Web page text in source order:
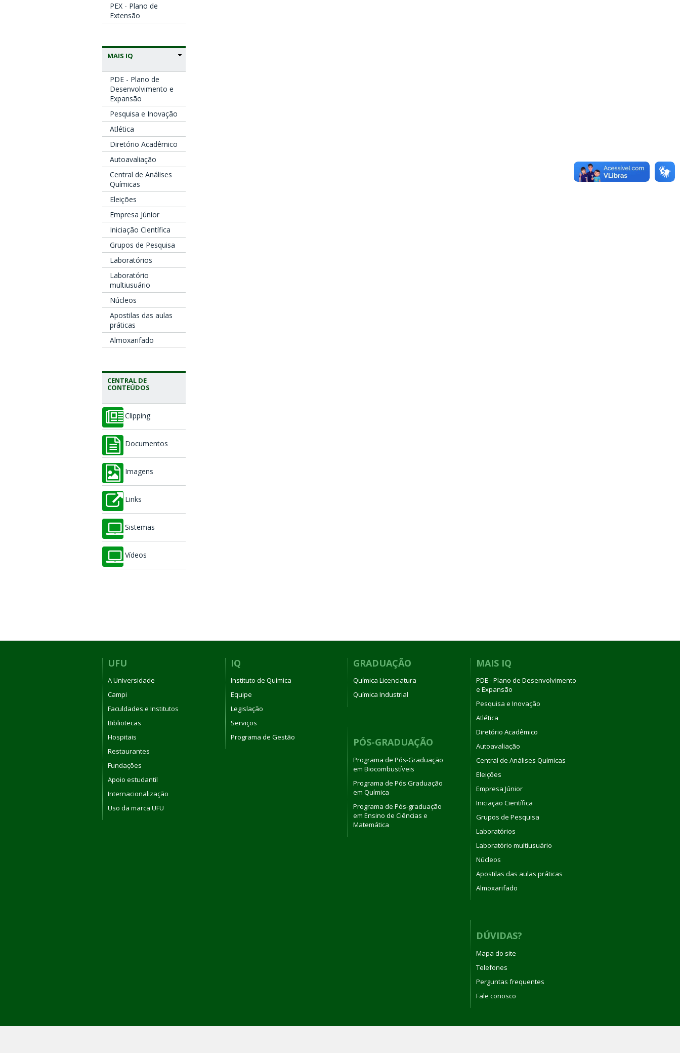
PEX - Plano de
Extensão
MAIS IQ
PDE - Plano de
Desenvolvimento e
Expansão
Pesquisa e Inovação
Atlética
Diretório Acadêmico
Autoavaliação
Central de Análises
Químicas
Eleições
Empresa Júnior
Iniciação Científica
Grupos de Pesquisa
Laboratórios
Laboratório
multiusuário
Núcleos
Apostilas das aulas
práticas
Almoxarifado
CENTRAL DE
CONTEÚDOS
Clipping
Documentos
Imagens
Links
Sistemas
Vídeos
UFU
A Universidade
Campi
Faculdades e Institutos
Bibliotecas
Hospitais
Restaurantes
Fundações
Apoio estudantil
Internacionalização
Uso da marca UFU
IQ
Instituto de Química
Equipe
Legislação
Serviços
Programa de Gestão
GRADUAÇÃO
Química Licenciatura
Química Industrial
PÓS-GRADUAÇÃO
Programa de Pós-Graduação
em Biocombustíveis
Programa de Pós Graduação
em Química
Programa de Pós-graduação
em Ensino de Ciências e
Matemática
MAIS IQ
PDE - Plano de Desenvolvimento
e Expansão
Pesquisa e Inovação
Atlética
Diretório Acadêmico
Autoavaliação
Central de Análises Químicas
Eleições
Empresa Júnior
Iniciação Científica
Grupos de Pesquisa
Laboratórios
Laboratório multiusuário
Núcleos
Apostilas das aulas práticas
Almoxarifado
DÚVIDAS?
Mapa do site
Telefones
Perguntas frequentes
Fale conosco